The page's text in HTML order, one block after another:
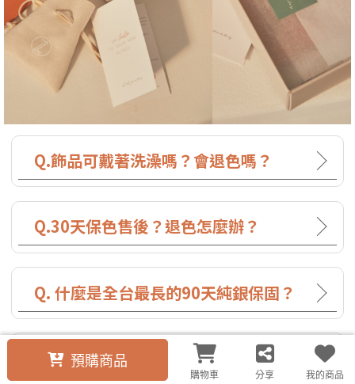
Q.飾品可戴著洗澡嗎？會退色嗎？
Q.30天保色售後？退色怎麼辦？
Q. 什麼是全台最長的90天純銀保固？
Q. 我的飾品需要維修可以嗎？
預購商品
購物車 分享 我的商品